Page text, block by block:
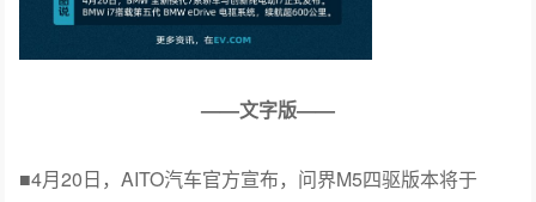
——文字版——
■4月20日，AITO汽车官方宣布，问界M5四驱版本将于